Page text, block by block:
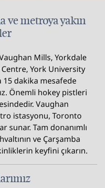
ve metroya yakın
Mills, Yorkdale
York University
15 dakika mesafede
Önemli hokey pistleri
Vaughan
istasyonu, Toronto
sunar. Tam donanımlı
ve Çarşamba
keyfini çıkarın.